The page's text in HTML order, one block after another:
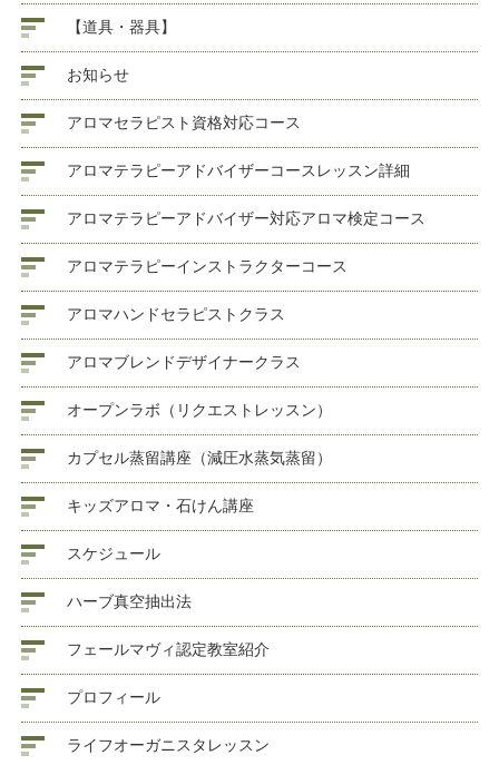
【道具・器具】
お知らせ
アロマセラピスト資格対応コース
アロマテラピーアドバイザーコースレッスン詳細
アロマテラピーアドバイザー対応アロマ検定コース
アロマテラピーインストラクターコース
アロマハンドセラピストクラス
アロマブレンドデザイナークラス
オープンラボ（リクエストレッスン）
カプセル蒸留講座（減圧水蒸気蒸留）
キッズアロマ・石けん講座
スケジュール
ハーブ真空抽出法
フェールマヴィ認定教室紹介
プロフィール
ライフオーガニスタレッスン